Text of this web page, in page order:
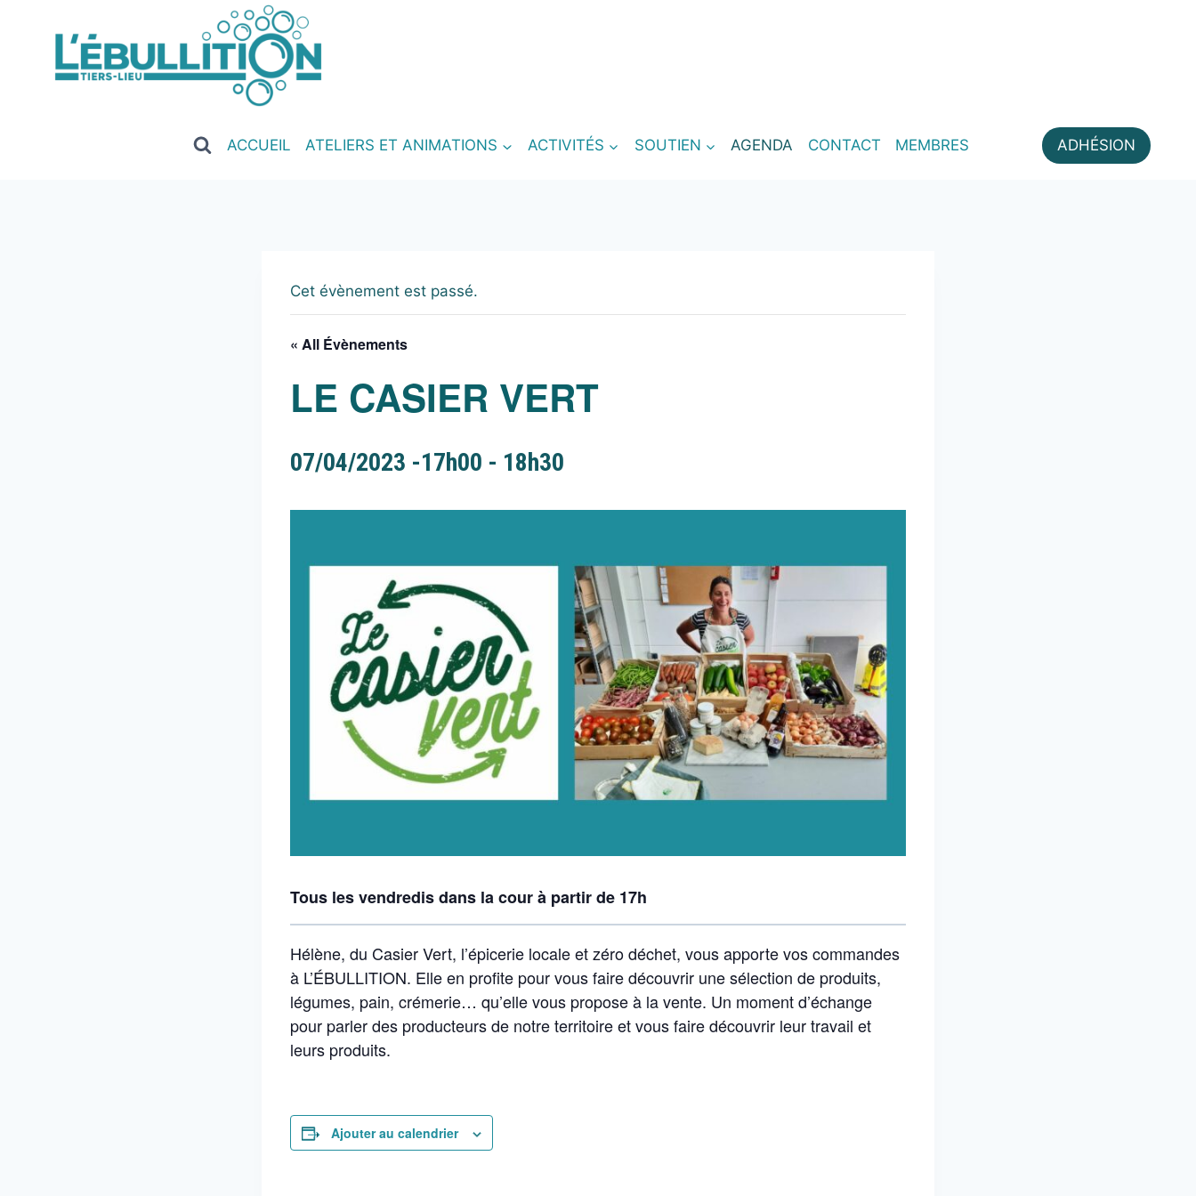
ACCUEIL ATELIERS ET ANIMATIONS ACTIVITÉS SOUTIEN AGENDA CONTACT MEMBRES ADHÉSION
Cet évènement est passé.
« All Évènements
LE CASIER VERT
07/04/2023 -17h00 - 18h30
Tous les vendredis dans la cour à partir de 17h
Hélène, du Casier Vert, l’épicerie locale et zéro déchet, vous apporte vos commandes
à L’ÉBULLITION. Elle en profite pour vous faire découvrir une sélection de produits,
légumes, pain, crémerie… qu’elle vous propose à la vente. Un moment d’échange
pour parler des producteurs de notre territoire et vous faire découvrir leur travail et
leurs produits.
Ajouter au calendrier